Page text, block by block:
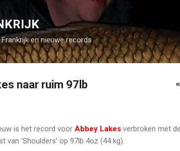
Doorgaan naar hoofdcontent
en nieuwe records
naar ruim 97lb
is het record voor Abbey Lakes verbroken met
van 'Shoulders' op 97lb 4oz (44 kg).